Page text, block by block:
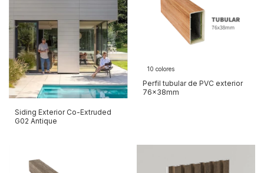
Siding Exterior Co-Extruded
G02 Antique
10 colores
Perfil tubular de PVC exterior
76x38mm